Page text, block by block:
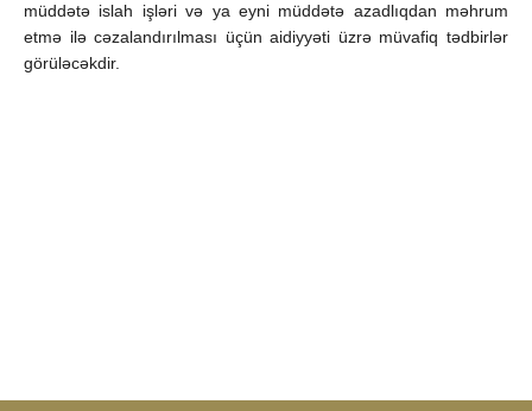
müddətə islah işləri və ya eyni müddətə azadlıqdan məhrum
etmə ilə cəzalandırılması üçün aidiyyəti üzrə müvafiq tədbirlər
görüləcəkdir.